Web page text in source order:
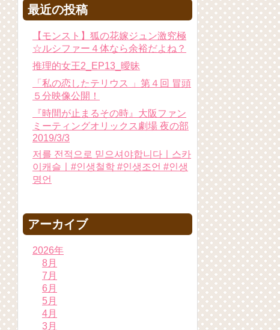
最近の投稿
【モンスト】狐の花嫁ジュン激究極
☆ルシファー４体なら余裕だよね？
推理的女王2_EP13_曖昧
「私の恋したテリウス 」第４回 冒頭
５分映像公開！
『時間が止まるその時』大阪ファン
ミーティングオリックス劇場 夜の部
2019/3/3
저를 전적으로 믿으셔야합니다ㅣ스카
이캐슬ㅣ#인생철학 #인생조언 #인생
명언
アーカイブ
2026年
8月
7月
6月
5月
4月
3月